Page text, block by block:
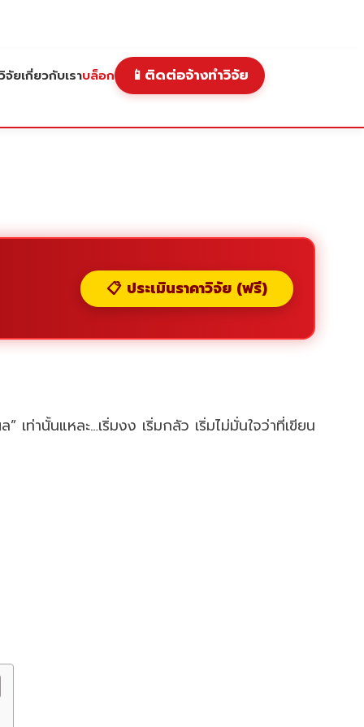
จัยเกี่ยวกับเราบล็อก 📱 ติดต่อจ้างทำวิจัย
📋 ประเมินราคาวิจัย (ฟรี)
านั้นแหละ…เริ่มงง เริ่มกลัว เริ่มไม่มั่นใจว่าที่เขียน